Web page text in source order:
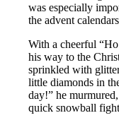
was especially
the advent
With a cheerful
his way to the
sprinkled with
little diamonds in
day!” he
quick snowball